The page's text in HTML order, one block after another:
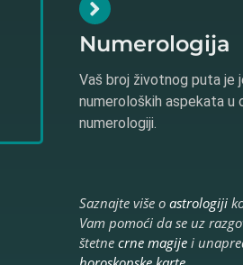
Numerologija
Vaš broj životnog puta je
numeroloških aspekata u
numerologiji.
Saznajte više o astrologiji
Vam pomoći da se uz
štetne crne magije i